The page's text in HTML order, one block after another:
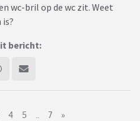
wc-bril op de wc zit. Weet
bericht:
4 5 7 »